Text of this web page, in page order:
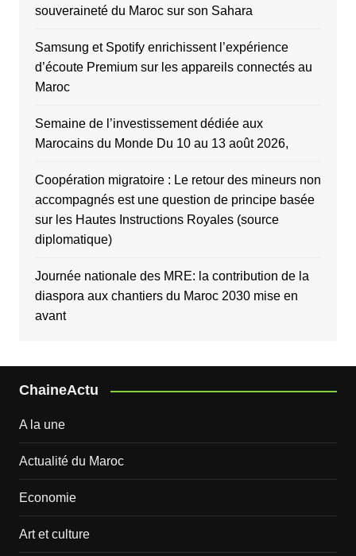
souveraineté du Maroc sur son Sahara
Samsung et Spotify enrichissent l’expérience
d’écoute Premium sur les appareils connectés au
Maroc
Semaine de l’investissement dédiée aux
Marocains du Monde Du 10 au 13 août 2026,
Coopération migratoire : Le retour des mineurs non
accompagnés est une question de principe basée
sur les Hautes Instructions Royales (source
diplomatique)
Journée nationale des MRE: la contribution de la
diaspora aux chantiers du Maroc 2030 mise en
avant
ChaineActu
A la une
Actualité du Maroc
Economie
Art et culture